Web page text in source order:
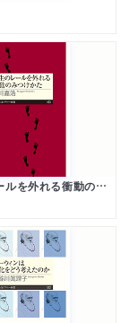
人生のレールを外れる衝動のみつけかた